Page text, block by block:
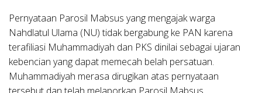
Pernyataan Parosil Mabsus yang mengajak warga
Nahdlatul Ulama (NU) tidak bergabung ke PAN karena
terafiliasi Muhammadiyah dan PKS dinilai sebagai ujaran
kebencian yang dapat memecah belah persatuan.
Muhammadiyah merasa dirugikan atas pernyataan